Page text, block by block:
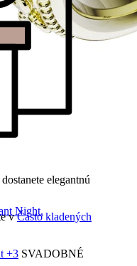
Night.
elegantnú
vČasto kladených
+3 SVADOBNÉ